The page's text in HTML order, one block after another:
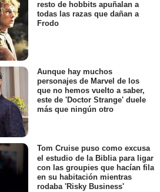
resto de hobbits apuñalan a
todas las razas que dañan a
Frodo
Aunque hay muchos
personajes de Marvel de los
que no hemos vuelto a saber,
este de 'Doctor Strange' duele
más que ningún otro
Tom Cruise puso como excusa
el estudio de la Biblia para ligar
con las groupies que hacían fila
en su habitación mientras
rodaba 'Risky Business'